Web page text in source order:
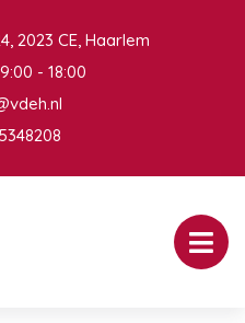
2023 CE, Haarlem
- 18:00